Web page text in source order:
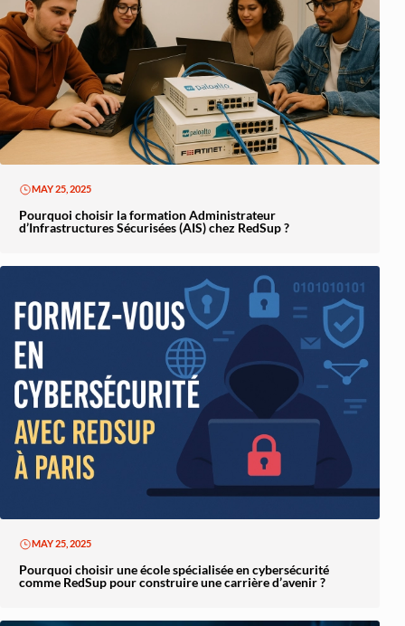
MAY 25, 2025
Pourquoi choisir la formation Administrateur
d’Infrastructures Sécurisées (AIS) chez RedSup ?
MAY 25, 2025
Pourquoi choisir une école spécialisée en cybersécurité
comme RedSup pour construire une carrière d’avenir ?